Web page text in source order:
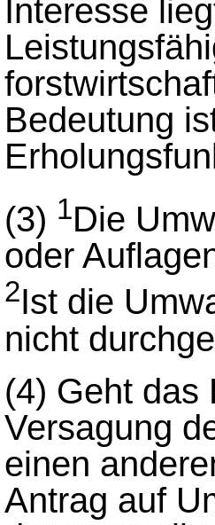
Interesse
Bedeutung
(3) 1Die
oder
2Ist die
nicht
(4) Geht das
Versagung
einen
Antrag auf